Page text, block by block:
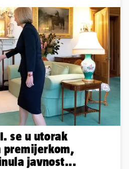
se u utorak
premijerkom,
javnost...